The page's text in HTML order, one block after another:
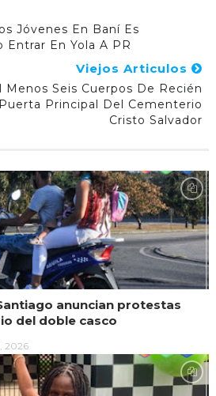
Jóvenes En Baní Es
En Yola A PR
Viejos Articulos
Menos Seis Cuerpos De Recién
Principal Del Cementerio
Cristo Salvador
anuncian protestas
del doble casco
2026